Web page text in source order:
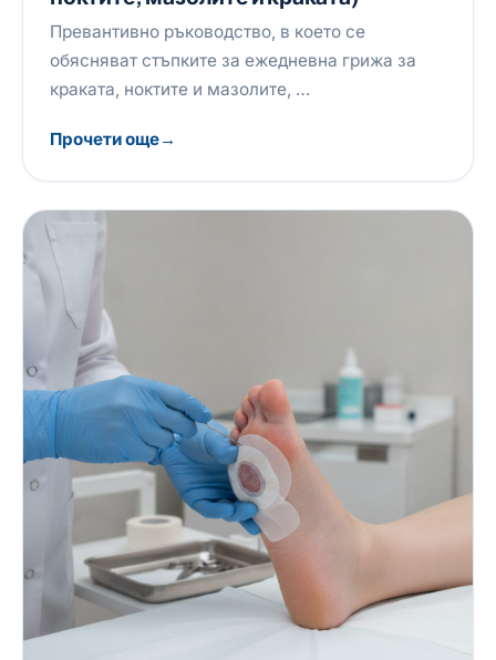
Превантивно ръководство, в което се
обясняват стъпките за ежедневна грижа за
краката, ноктите и мазолите, …
Прочети още